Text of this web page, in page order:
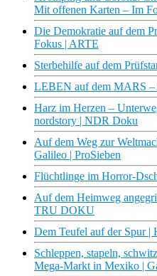
Mit offenen Karten – Im
Die Demokratie auf dem
Fokus | ARTE
Sterbehilfe auf dem
LEBEN auf dem MARS –
Harz im Herzen –
nordstory | NDR Doku
Auf dem Weg zur
Galileo | ProSieben
Flüchtlinge im Horror-
Auf dem Heimweg
TRU DOKU
Dem Teufel auf der Spur |
Schleppen, stapeln,
Mega-Markt in Mexiko |